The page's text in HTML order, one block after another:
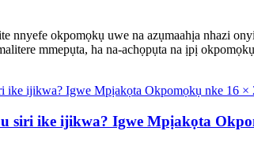
nnyefe okpomọkụ uwe na azụmaahịa nhazi
mmepụta, ha na-achọpụta na ịpị
siri ike ijikwa? Igwe Mpịakọta